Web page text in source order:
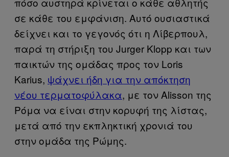
σε κάθε του εμφάνιση. Αυτό ουσιαστικά
δείχνει και το γεγονός ότι η Λίβερπουλ,
παρά τη στήριξη του Jurger Klopp και των
παικτών της ομάδας προς τον Loris
Karius, ψάχνει ήδη για την απόκτηση
νέου τερματοφύλακα, με τον Alisson της
Ρόμα να είναι στην κορυφή της λίστας,
μετά από την εκπληκτική χρονιά του
στην ομάδα της Ρώμης.